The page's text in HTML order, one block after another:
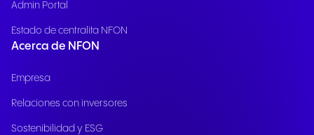
Admin Portal
Estado de centralita NFON
Acerca de NFON
Empresa
Relaciones con inversores
Sostenibilidad y ESG